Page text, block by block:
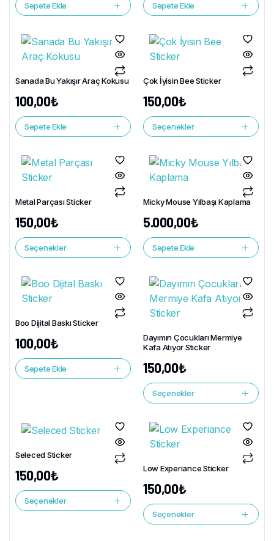
Sepete Ekle Sepete Ekle
Sanada Bu Yakışır Araç Kokusu
100,00₺
Sepete Ekle
Çok İyisin Bee Sticker
150,00₺
Seçenekler
Metal Parçası Sticker
150,00₺
Seçenekler
Micky Mouse Yılbaşı Kaplama
5.000,00₺
Sepete Ekle
Boo Dijital Baskı Sticker
100,00₺
Sepete Ekle
Dayımın Çocukları Mermiye
Kafa Atıyor Sticker
150,00₺
Seçenekler
Seleced Sticker
150,00₺
Seçenekler
Low Experiance Sticker
150,00₺
Seçenekler